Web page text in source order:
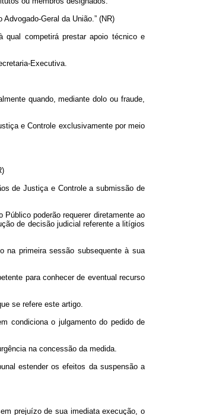
Geral da União.” (NR)
qual competirá prestar apoio técnico e
Executiva.
quando, mediante dolo ou fraude,
e Controle exclusivamente por meio
de Justiça e Controle a submissão de
poderão requerer diretamente ao
de decisão judicial referente a litígios
na primeira sessão subsequente à sua
para conhecer de eventual recurso
se refere este artigo.
condiciona o julgamento do pedido de
na concessão da medida.
estender os efeitos da suspensão a
prejuízo de sua imediata execução, o